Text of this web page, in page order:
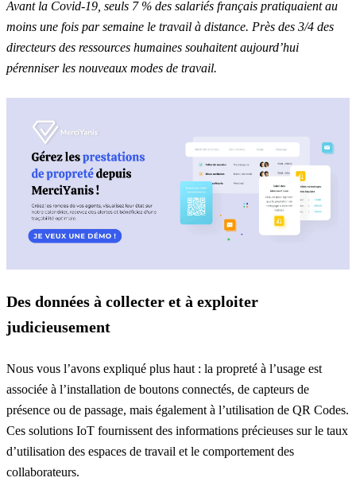
Avant la Covid-19, seuls 7 % des salariés français pratiquaient au
moins une fois par semaine le travail à distance. Près des 3/4 des
directeurs des ressources humaines souhaitent aujourd’hui
pérenniser les nouveaux modes de travail.
Des données à collecter et à exploiter
judicieusement
Nous vous l’avons expliqué plus haut : la propreté à l’usage est
associée à l’installation de boutons connectés, de capteurs de
présence ou de passage, mais également à l’utilisation de QR Codes.
Ces solutions IoT fournissent des informations précieuses sur le taux
d’utilisation des espaces de travail et le comportement des
collaborateurs.